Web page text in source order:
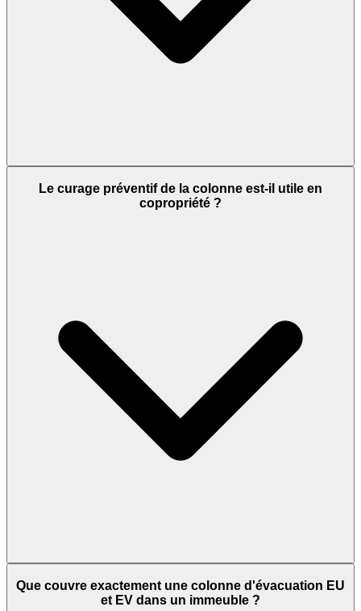
Le curage préventif de la colonne est-il utile en
copropriété ?
Que couvre exactement une colonne d'évacuation EU
et EV dans un immeuble ?